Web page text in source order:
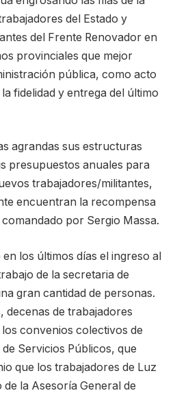
del Estado y
del Frente Renovador en
provinciales que mejor
pública, como acto
fidelidad y entrega del último
agrandas sus estructuras
presupuestos anuales para
trabajadores/militantes,
encuentran la recompensa
por Sergio Massa.
los últimos días el ingreso al
de la secretaria de
gran cantidad de personas.
decenas de trabajadores
convenios colectivos de
Servicios Públicos, que
que los trabajadores de Luz
la Asesoría General de